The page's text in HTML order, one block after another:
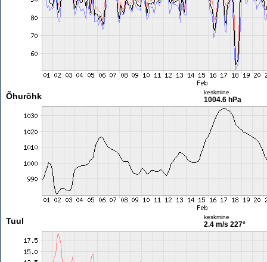
Õhurõhk keskmine
1004.6 hPa
Tuul keskmine
2.4 m/s 227°